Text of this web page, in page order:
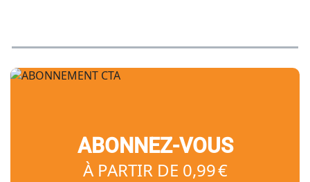
ABONNEZ-VOUS
À PARTIR DE 0,99 €